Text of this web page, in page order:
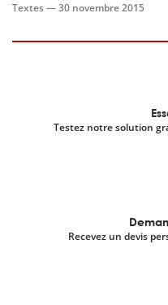
Textes —30 novembre 2015
Testez notre solution
Recevez un devis